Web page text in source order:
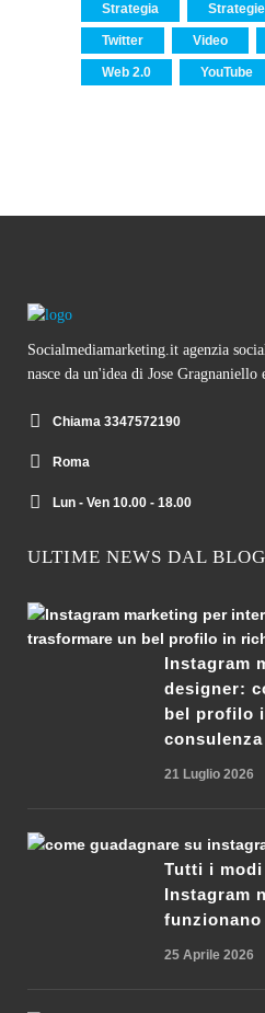
Strategia Strategie
Twitter Video
Web 2.0 YouTube
Socialmediamarketing.it agenzia
nasce da un'idea di Jose Gragnaniello
Chiama 3347572190
Roma
Lun - Ven 10.00 - 18.00
ULTIME NEWS DAL BLOG
Instagram
designer:
bel profilo
consulenza
21 Luglio 2026
Tutti i modi
Instagram
25 Aprile 2026